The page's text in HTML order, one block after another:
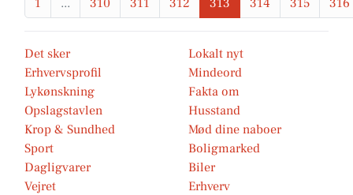
1 ... 310 311 312 313 314 315 316
Det sker
Lokalt nyt
Erhvervsprofil
Mindeord
Lykønskning
Fakta om
Opslagstavlen
Husstand
Krop & Sundhed
Mød dine naboer
Sport
Boligmarked
Dagligvarer
Biler
Vejret
Erhverv